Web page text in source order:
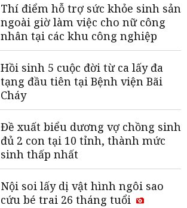
Thí điểm hỗ trợ sức khỏe sinh sản
ngoài giờ làm việc cho nữ công
nhân tại các khu công nghiệp
Hồi sinh 5 cuộc đời từ ca lấy đa
tạng đầu tiên tại Bệnh viện Bãi
Cháy
Đề xuất biểu dương vợ chồng sinh
đủ 2 con tại 10 tỉnh, thành mức
sinh thấp nhất
Nội soi lấy dị vật hình ngôi sao
cứu bé trai 26 tháng tuổi